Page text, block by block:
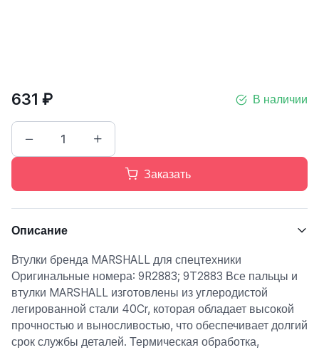
631 ₽ В наличии
Заказать
Описание
Втулки бренда MARSHALL для спецтехники
Оригинальные номера: 9R2883; 9T2883 Все пальцы и
втулки MARSHALL изготовлены из углеродистой
легированной стали 40Cr, которая обладает высокой
прочностью и выносливостью, что обеспечивает долгий
срок службы деталей. Термическая обработка,